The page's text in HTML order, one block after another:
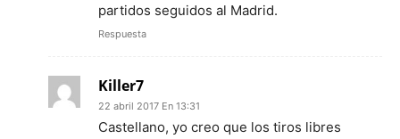
partidos seguidos al Madrid.
Respuesta
Killer7
22 abril 2017 En 13:31
Castellano, yo creo que los tiros libres